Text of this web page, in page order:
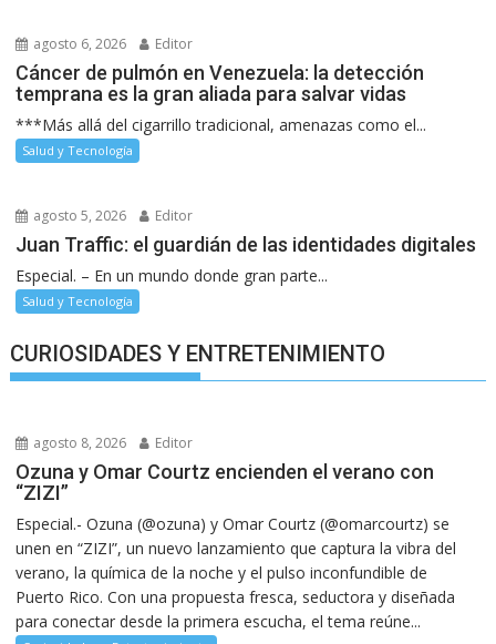
agosto 6, 2026 Editor
Cáncer de pulmón en Venezuela: la detección
temprana es la gran aliada para salvar vidas
***Más allá del cigarrillo tradicional, amenazas como el...
Salud y Tecnología
agosto 5, 2026 Editor
Juan Traffic: el guardián de las identidades digitales
Especial. – En un mundo donde gran parte...
Salud y Tecnología
CURIOSIDADES Y ENTRETENIMIENTO
agosto 8, 2026 Editor
Ozuna y Omar Courtz encienden el verano con
“ZIZI”
Especial.- Ozuna (@ozuna) y Omar Courtz (@omarcourtz) se
unen en “ZIZI”, un nuevo lanzamiento que captura la vibra del
verano, la química de la noche y el pulso inconfundible de
Puerto Rico. Con una propuesta fresca, seductora y diseñada
para conectar desde la primera escucha, el tema reúne...